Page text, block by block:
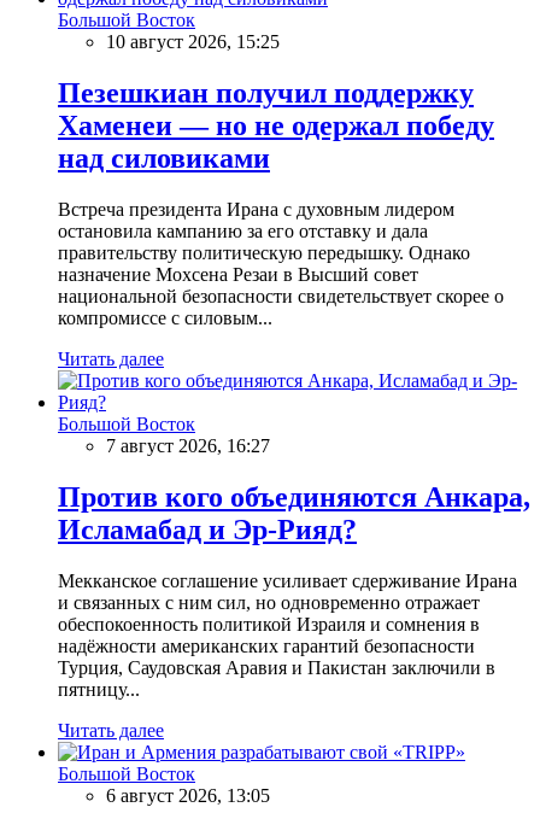
Большой Восток
10 август 2026, 15:25
Пезешкиан получил поддержку
Хаменеи — но не одержал победу
над силовиками
Встреча президента Ирана с духовным лидером
остановила кампанию за его отставку и дала
правительству политическую передышку. Однако
назначение Мохсена Резаи в Высший совет
национальной безопасности свидетельствует скорее о
компромиссе с силовым...
Читать далее
Большой Восток
7 август 2026, 16:27
Против кого объединяются Анкара,
Исламабад и Эр-Рияд?
Мекканское соглашение усиливает сдерживание Ирана
и связанных с ним сил, но одновременно отражает
обеспокоенность политикой Израиля и сомнения в
надёжности американских гарантий безопасности
Турция, Саудовская Аравия и Пакистан заключили в
пятницу...
Читать далее
Большой Восток
6 август 2026, 13:05